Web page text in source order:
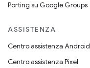
Porting su Google Groups
ASSISTENZA
Centro assistenza Android
Centro assistenza Pixel